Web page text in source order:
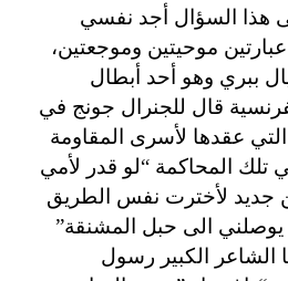
هذا السؤال أجد نفسي
عبارتين موحيتين وموجعتين،
ببري وهو أحد أبطال
قال للجنرال جونج في
عقدها لأسرى المقاومة
المحاكمة “لو قدر لأمي
جديد لأخترت نفس الطريق
الى حبل المشنقة”
الشاعر الكبير رسول